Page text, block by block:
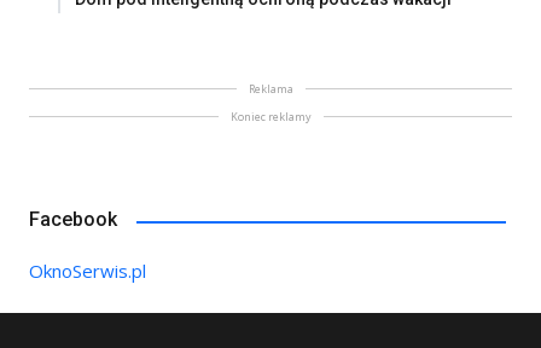
Reklama
Koniec reklamy
Facebook
OknoSerwis.pl